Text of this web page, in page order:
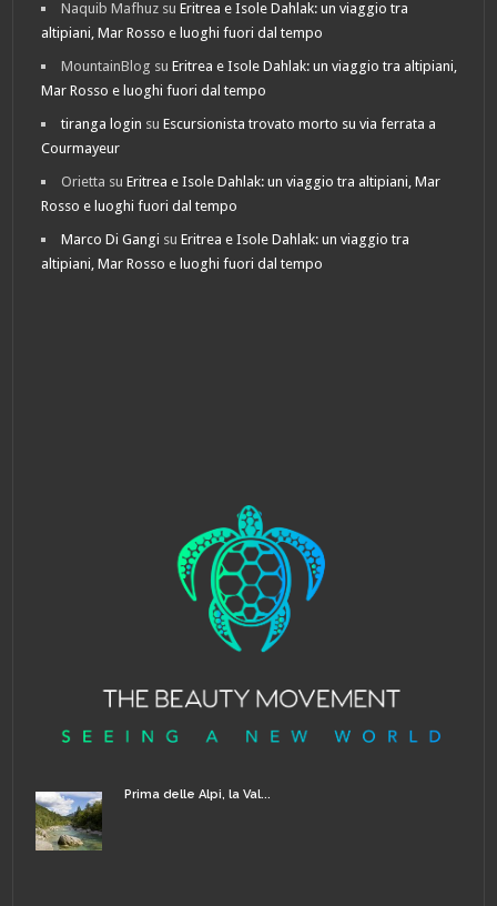
Naquib Mafhuz suEritrea e Isole Dahlak: un viaggio tra
altipiani, Mar Rosso e luoghi fuori dal tempo
MountainBlog suEritrea e Isole Dahlak: un viaggio tra altipiani,
Mar Rosso e luoghi fuori dal tempo
tiranga login suEscursionista trovato morto su via ferrata a
Courmayeur
Orietta suEritrea e Isole Dahlak: un viaggio tra altipiani, Mar
Rosso e luoghi fuori dal tempo
Marco Di Gangi suEritrea e Isole Dahlak: un viaggio tra
altipiani, Mar Rosso e luoghi fuori dal tempo
Prima delle Alpi, la Val...